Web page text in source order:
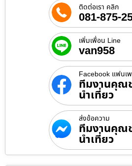
ติดต่อเรา คลิก
081-875-
เพิ่มเพื่อน Line
van958
Facebook แฟนเ
ทีมงานคุณ
นำเที่ยว
ส่งข้อความ
ทีมงานคุณ
นำเที่ยว